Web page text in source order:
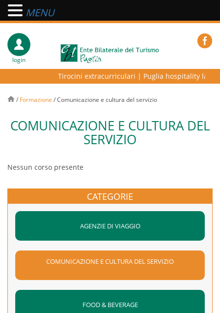
login
Tirocini extracurriculari|Puglia hospitality lab –
/ Formazione /Comunicazione e cultura del servizio
COMUNICAZIONE E CULTURA DEL
SERVIZIO
Nessun corso presente
CATEGORIE
AGENZIE DI VIAGGIO
COMUNICAZIONE E CULTURA DEL SERVIZIO
FOOD & BEVERAGE
MENU